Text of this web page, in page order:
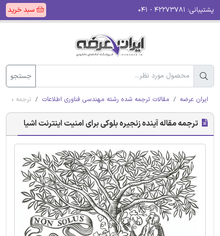
پشتیبانی: سبد خرید
جستجو
ایران عرضه مقالات ترجمه شده رشته مهندسی فناوری اطلاعات ترجمه
ترجمه مقاله آینده زنجیره بلوکی برای امنیت اینترنت اشیا